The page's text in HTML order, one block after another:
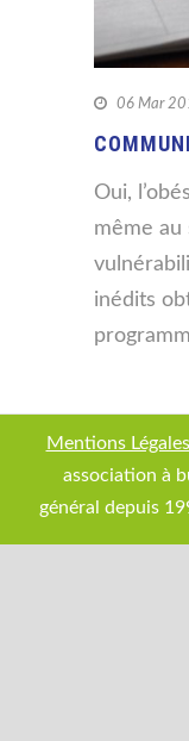
06 Mar
Oui,
même au
inédits
Mentions Légales
association à
général depuis